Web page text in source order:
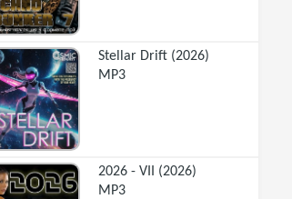
Stellar Drift (2026)
MP3
2026 - VII (2026)
MP3